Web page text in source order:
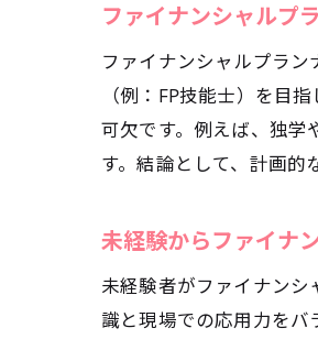
ファイナンシャルプ
ファイナンシャルプラ
（例：FP技能士）を目
可欠です。例えば、独学
す。結論として、計画的
未経験からファイナ
未経験者がファイナン
識と現場での応用力を